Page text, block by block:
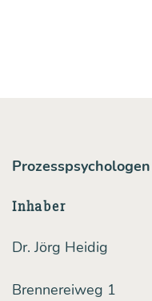
sich­
tig­
und
tat­
Prozesspsychologen
Inhaber
Dr. Jörg Heidig
Brennereiweg 1